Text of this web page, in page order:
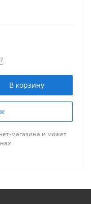
В корзину
магазина и может